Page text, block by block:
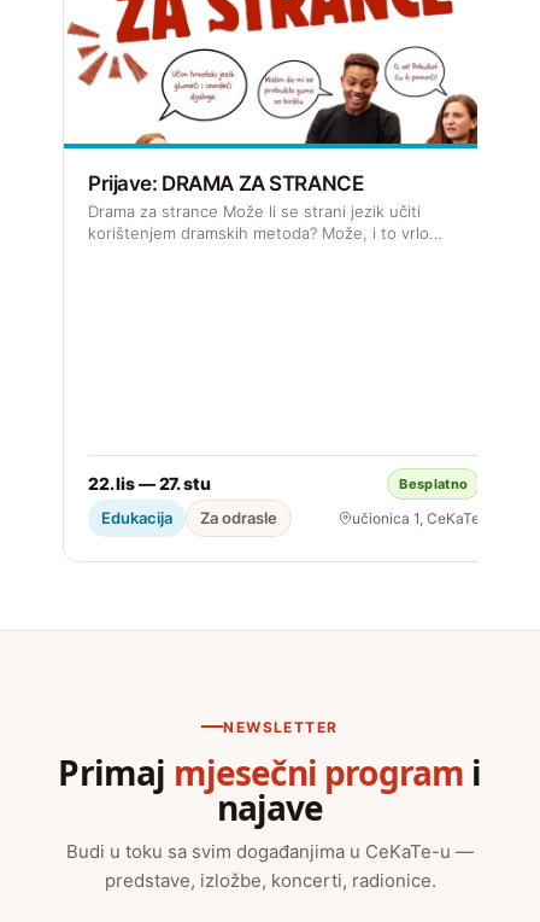
Prijave: DRAMA ZA STRANCE
Drama za strance Može li se strani jezik učiti
korištenjem dramskih metoda? Može, i to vrlo…
22. lis — 27. stu Besplatno
Edukacija Za odrasle učionica 1, CeKaTe
NEWSLETTER
Primaj mjesečni program i
najave
Budi u toku sa svim događanjima u CeKaTe-u —
predstave, izložbe, koncerti, radionice.